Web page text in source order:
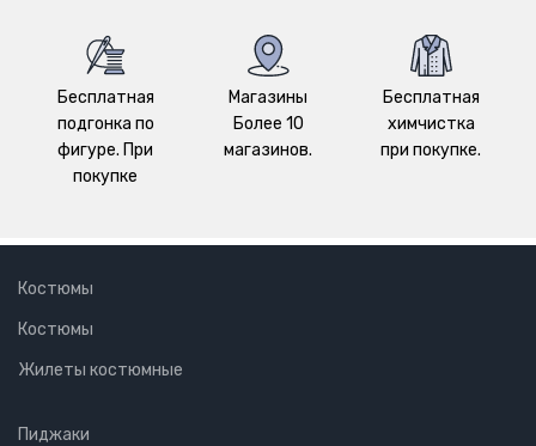
Бесплатная
подгонка по
фигуре. При
покупке
Магазины
Более 10
магазинов.
Бесплатная
химчистка
при покупке.
Костюмы
Костюмы
Жилеты костюмные
Пиджаки